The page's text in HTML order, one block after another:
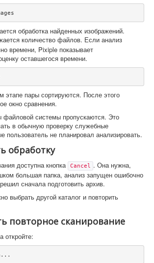
обработка найденных изображений.
количество файлов. Если анализ
времени, Pixiple показывает
оставшегося времени.
этапе пары сортируются. После этого
окно сравнения.
системы пропускаются. Это
в обычную проверку служебные
пользователь не планировал анализировать.
обработку
доступна кнопка Cancel . Она нужна,
большая папка, анализ запущен ошибочно
сначала подготовить архив.
выбрать другой каталог и повторить
повторное сканирование
откройте: